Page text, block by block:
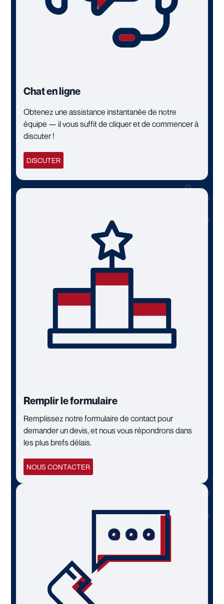
Chat en ligne
Obtenez une assistance instantanée de notre
équipe — il vous suffit de cliquer et de commencer à
discuter !
DISCUTER
Remplir le formulaire
Remplissez notre formulaire de contact pour
demander un devis, et nous vous répondrons dans
les plus brefs délais.
NOUS CONTACTER